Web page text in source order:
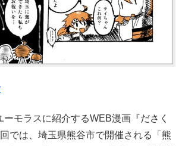
モラスに紹介するWEB漫画『ださく
では、埼玉県熊谷市で開催される「熊